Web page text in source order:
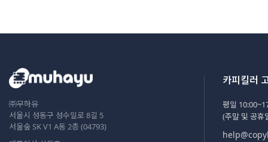
㈜무하유
서울시 성동구 성수일로 8길 5
서울숲 SK V1 A동 2층 (04793)
카피킬러
평일
(주말 및 공휴